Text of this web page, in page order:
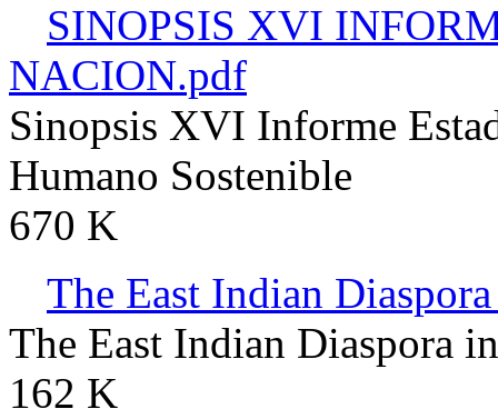
SINOPSIS XVI
NACION.pdf
Sinopsis XVI Informe
Humano Sostenible
670 K
The East Indian
The East Indian Diaspora
162 K